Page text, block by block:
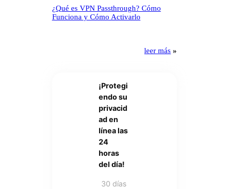
¿Qué es VPN Passthrough? Cómo
Funciona y Cómo Activarlo
leer más »
¡Protegi
endo su
privacid
ad en
línea las
24
horas
del día!
30 días